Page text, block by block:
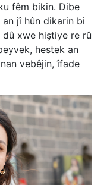
fêm bikin. Dibe
jî hûn dikarin bi
xwe hiştiye re rû
hestek an
vebêjin, îfade